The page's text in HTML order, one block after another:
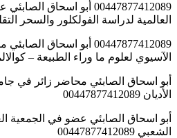
00447877412089 أبو
العالمية لدراسة الفولكلور والسحر
00447877412089 أبو
الآسيوي لعلوم ما وراء الطبيعة –
أبو اسحاق الصابئي محاضر زائر في
الأديان 00447877412089
أبو اسحاق الصابئي عضو في الجمعية
الشعبي 00447877412089